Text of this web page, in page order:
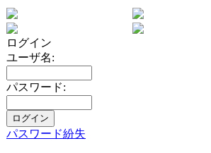
ログイン
ユーザ名:
パスワード:
パスワード紛失